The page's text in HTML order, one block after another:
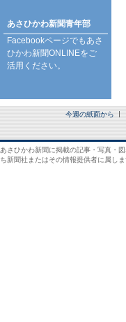
あさひかわ新聞青年部
Facebookページでもあさ
ひかわ新聞ONLINEをご
活用ください。
今週の紙面から
あさひかわ新聞に掲載の記事・写真・
ち新聞社またはその情報提供者に属しま